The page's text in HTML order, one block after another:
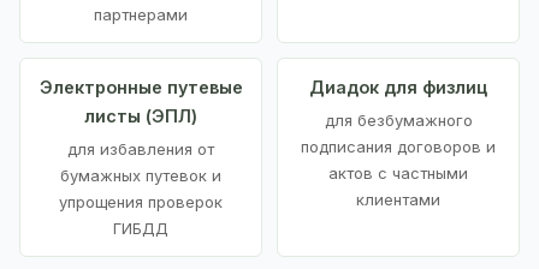
партнерами
Электронные путевые
листы (ЭПЛ)
для избавления от
бумажных путевок и
упрощения проверок
ГИБДД
Диадок для физлиц
для безбумажного
подписания договоров и
актов с частными
клиентами